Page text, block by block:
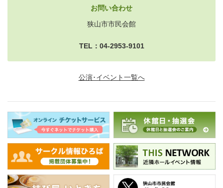
お問い合わせ
狭山市市民会館
TEL：04-2953-9101
公演･イベント一覧へ